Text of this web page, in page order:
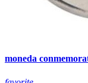
moneda